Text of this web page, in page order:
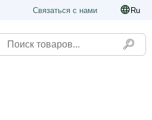
Связаться с нами Ru